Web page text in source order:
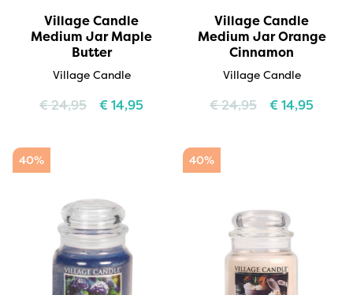
Village Candle
Medium Jar Maple
Butter
Village Candle
€24,95 €14,95
Village Candle
Medium Jar Orange
Cinnamon
Village Candle
€24,95 €14,95
40% 40%